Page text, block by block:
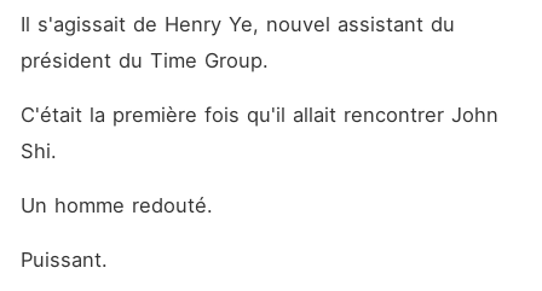
Il s'agissait de Henry Ye, nouvel assistant du
président du Time Group.
C'était la première fois qu'il allait rencontrer John
Shi.
Un homme redouté.
Puissant.